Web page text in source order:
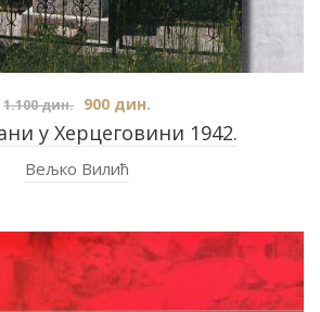
у Херцеговини 1942.
1.100дин. 900 дин.
Вељко Вилић